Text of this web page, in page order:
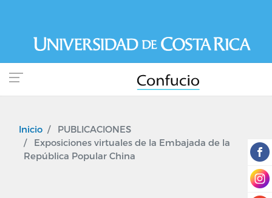
contenido
principal
Inicio
PUBLICACIONES
Exposiciones virtuales de la Embajada de la
República Popular China